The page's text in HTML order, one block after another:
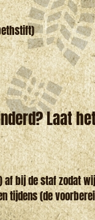
Laat
af bij de staf zodat
tijdens (de